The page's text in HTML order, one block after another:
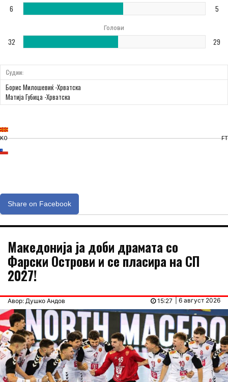
6 5
Голови
32 29
Судии:
Борис Милошевиќ -Хрватска
Матија Губица -Хрватска
KO FT
Share on Facebook
Македонија ја доби драмата со
Фарски Острови и се пласира на СП
2027!
Авор: Душко Андов | 6 август 2026
15:27